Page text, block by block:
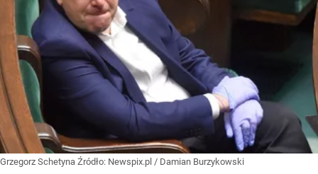
Grzegorz Schetyna Źródło: Newspix.pl / Damian Burzykowski